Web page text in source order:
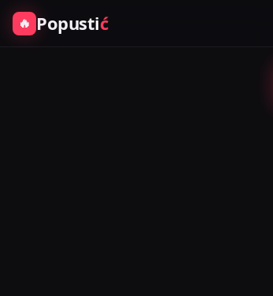
🔥 Popustić